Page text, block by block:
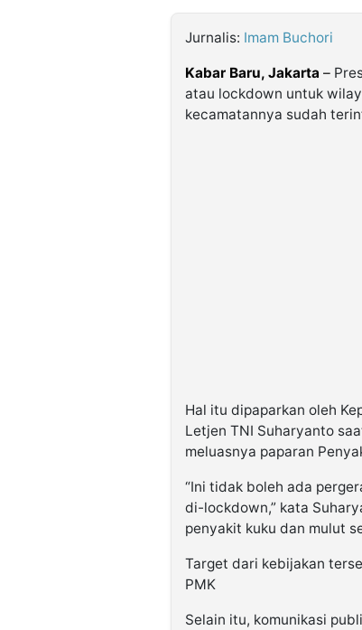
Jurnalis: Imam Buchori
Kabar Baru, Jakarta –
atau lockdown untuk
kecamatannya sudah
Hal itu dipaparkan oleh
Letjen TNI Suharyanto
meluasnya paparan
“Ini tidak boleh ada
di-lockdown,” kata
penyakit kuku dan mulut
Target dari kebijakan
PMK
Selain itu, komunikasi